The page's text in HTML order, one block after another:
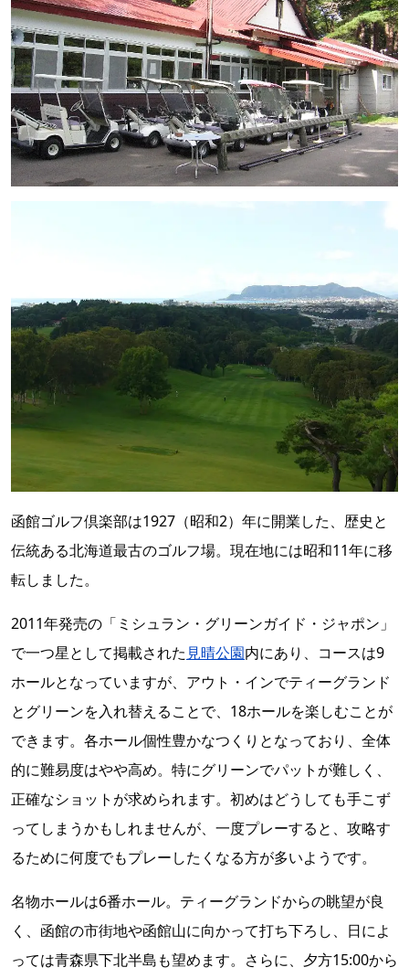
函館ゴルフ倶楽部は1927（昭和2）年に開業した、歴史と
伝統ある北海道最古のゴルフ場。現在地には昭和11年に移
転しました。
2011年発売の「ミシュラン・グリーンガイド・ジャポン」
で一つ星として掲載された 見晴公園内にあり、コースは9
ホールとなっていますが、アウト・インでティーグランド
とグリーンを入れ替えることで、18ホールを楽しむことが
できます。各ホール個性豊かなつくりとなっており、全体
的に難易度はやや高め。特にグリーンでパットが難しく、
正確なショットが求められます。初めはどうしても手こず
ってしまうかもしれませんが、一度プレーすると、攻略す
るために何度でもプレーしたくなる方が多いようです。
名物ホールは6番ホール。ティーグランドからの眺望が良
く、函館の市街地や函館山に向かって打ち下ろし、日によ
っては青森県下北半島も望めます。さらに、夕方15:00から